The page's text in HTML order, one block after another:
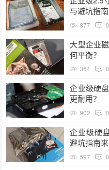
与避坑指南
877 0
大型企业
何平衡？
364 0
企业级硬
更耐用？
902 0
企业级硬
避坑指南来
597 0